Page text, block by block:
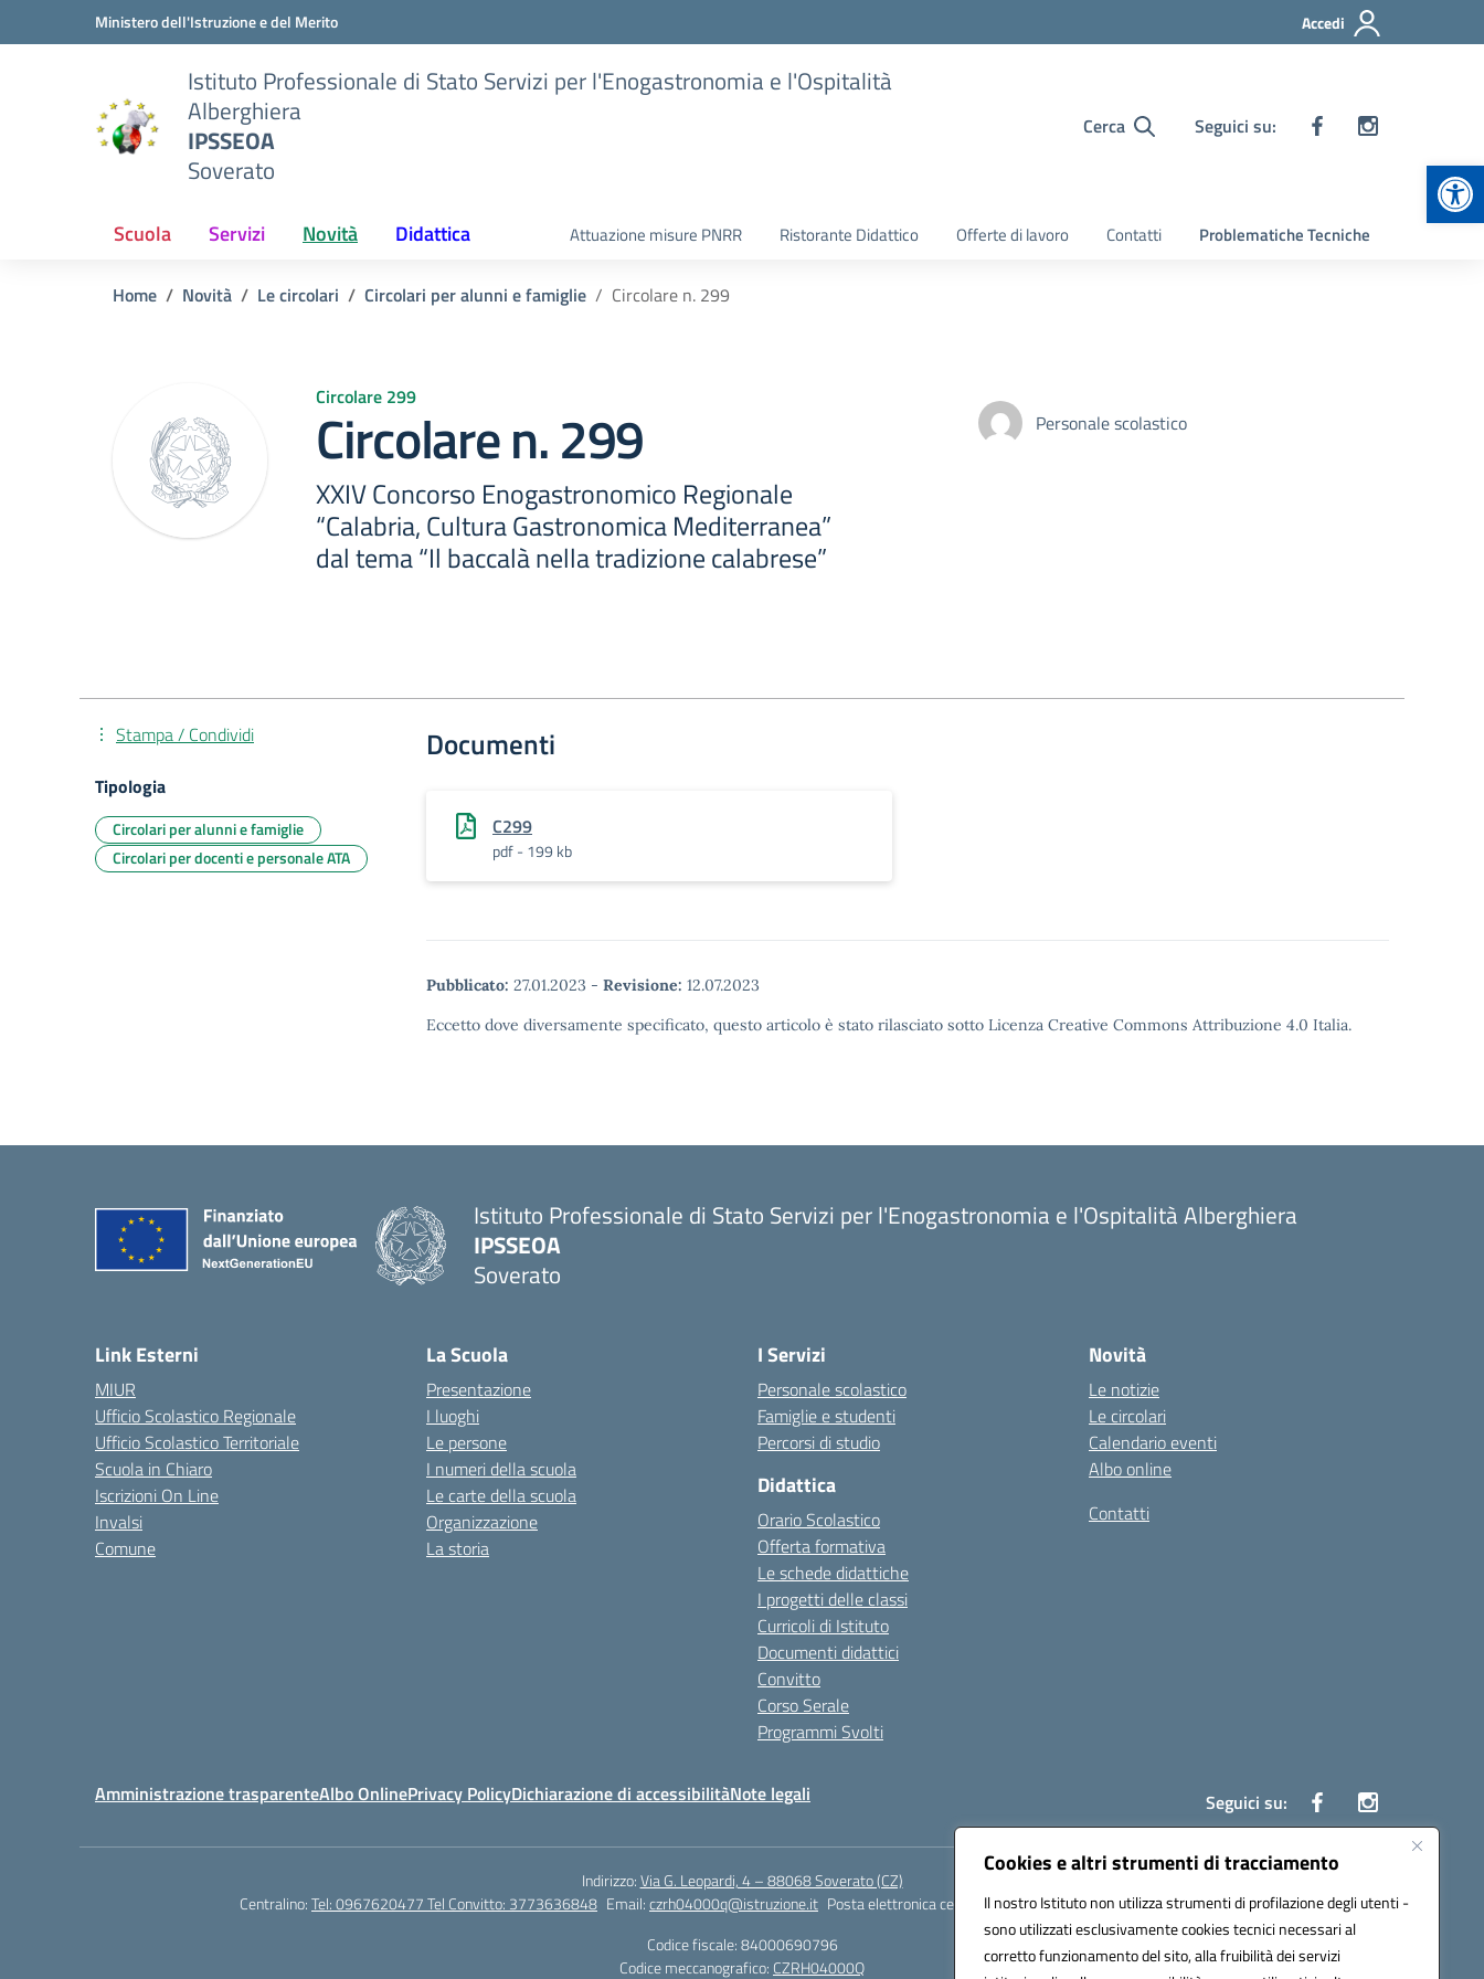
Cookies e altri strumenti di tracciamento
Il nostro Istituto non utilizza strumenti di profilazione degli utenti -
sono utilizzati esclusivamente cookies tecnici necessari al
corretto funzionamento del sito, alla fruibilità dei servizi
Vai ai contenuti
Vai al menu di navigazioneMinistero dell'Istruzione e del Merito Accedi
Istituto Professionale di Stato Servizi per l'Enogastronomia e l'Ospitalità
Alberghiera
IPSSEOA
Soverato
Cerca Seguici su:
Scuola Servizi Novità Didattica Attuazione misure PNRR Ristorante Didattico Offerte di lavoro Contatti Problematiche Tecniche
Home Novità Le circolari Circolari per alunni e famiglie Circolare n. 299
Circolare 299
Circolare n. 299
XXIV Concorso Enogastronomico Regionale
“Calabria, Cultura Gastronomica Mediterranea”
dal tema “Il baccalà nella tradizione calabrese”
Personale scolastico
Documenti
C299
pdf - 199 kb
Pubblicato: 27.01.2023 - Revisione: 12.07.2023
Eccetto dove diversamente specificato, questo articolo è stato rilasciato sotto Licenza Creative Commons Attribuzione 4.0 Italia.
Stampa / Condividi
Tipologia
Circolari per alunni e famiglie
Circolari per docenti e personale ATA
Istituto Professionale di Stato Servizi per l'Enogastronomia e l'Ospitalità Alberghiera
IPSSEOA
Soverato
Link Esterni
MIUR
Ufficio Scolastico Regionale
Ufficio Scolastico Territoriale
Scuola in Chiaro
Iscrizioni On Line
Invalsi
Comune
La Scuola
Presentazione
I luoghi
Le persone
I numeri della scuola
Le carte della scuola
Organizzazione
La storia
I Servizi
Personale scolastico
Famiglie e studenti
Percorsi di studio
Didattica
Orario Scolastico
Offerta formativa
Le schede didattiche
I progetti delle classi
Curricoli di Istituto
Documenti didattici
Convitto
Corso Serale
Programmi Svolti
Novità
Le notizie
Le circolari
Calendario eventi
Albo online
Contatti
Amministrazione trasparenteAlbo OnlinePrivacy PolicyDichiarazione di accessibilitàNote legali Seguici su:
Indirizzo:Via G. Leopardi, 4 – 88068 Soverato (CZ)
Centralino:Tel: 0967620477 Tel Convitto: 3773636848 Email:czrh04000q@istruzione.it Posta elettronica certificata (PEC):czrh04000q@pec.istruzione.it
Codice fiscale: 84000690796
Codice meccanografico: CZRH04000Q